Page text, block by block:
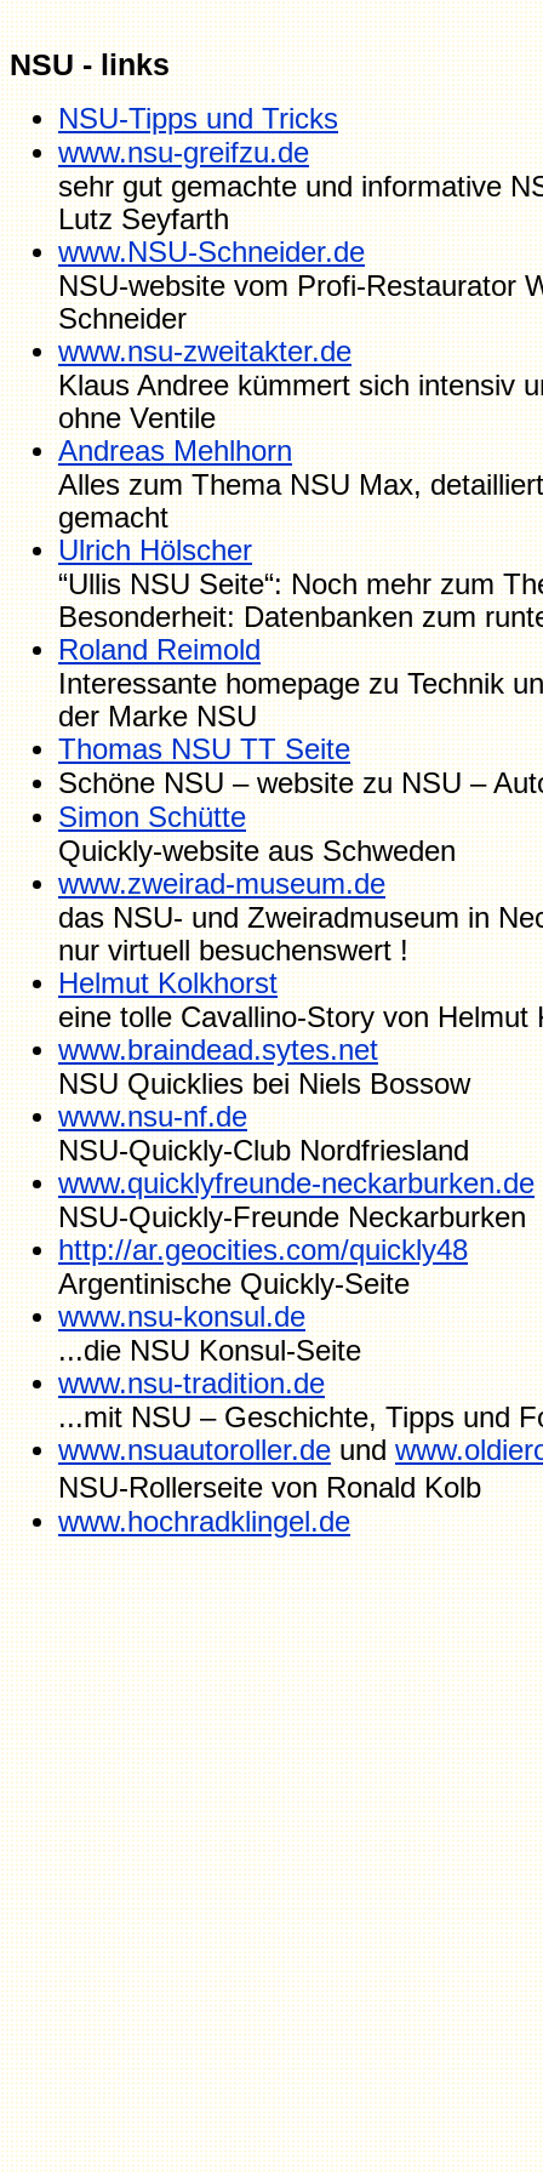
NSU - links
NSU-Tipps und Tricks
www.nsu-greifzu.de
sehr gut gemachte und informative
Lutz Seyfarth
www.NSU-Schneider.de
NSU-website vom Profi-Restaurator
Schneider
www.nsu-zweitakter.de
Klaus Andree kümmert sich intensiv
ohne Ventile
Andreas Mehlhorn
Alles zum Thema NSU Max,
gemacht
Ulrich Hölscher
“Ullis NSU Seite“: Noch mehr zum
Besonderheit: Datenbanken zum
Roland Reimold
Interessante homepage zu Technik
der Marke NSU
Thomas NSU TT Seite
Schöne NSU – website zu NSU –
Simon Schütte
Quickly-website aus Schweden
www.zweirad-museum.de
das NSU- und Zweiradmuseum in
nur virtuell besuchenswert !
Helmut Kolkhorst
eine tolle Cavallino-Story von Helmut
www.braindead.sytes.net
NSU Quicklies bei Niels Bossow
www.nsu-nf.de
NSU-Quickly-Club Nordfriesland
www.quicklyfreunde-neckarburken.de
NSU-Quickly-Freunde Neckarburken
http://ar.geocities.com/quickly48
Argentinische Quickly-Seite
www.nsu-konsul.de
...die NSU Konsul-Seite
www.nsu-tradition.de
...mit NSU – Geschichte, Tipps und
www.nsuautoroller.deund
NSU-Rollerseite von Ronald Kolb
www.hochradklingel.de